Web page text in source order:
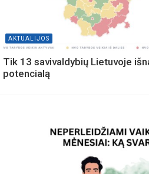
AKTUALIJOS
Tik 13 savivaldybių Lietuvoje
potencialą